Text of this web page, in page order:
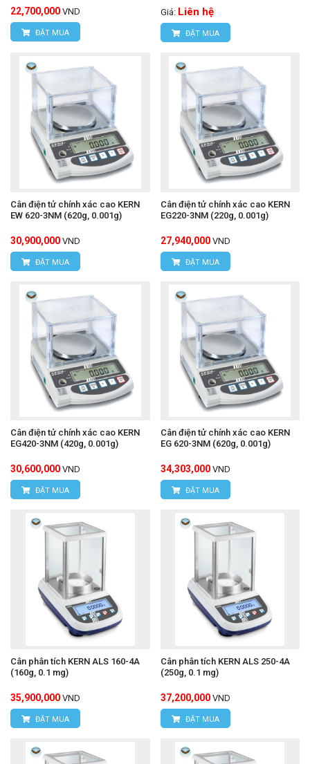
22,700,000 VND
ĐẶT MUA
Giá: Liên hệ
ĐẶT MUA
Cân điện tử chính xác cao KERN
EW 620-3NM (620g, 0.001g)
30,900,000 VND
ĐẶT MUA
Cân điện tử chính xác cao KERN
EG220-3NM (220g, 0.001g)
27,940,000 VND
ĐẶT MUA
Cân điện tử chính xác cao KERN
EG420-3NM (420g, 0.001g)
30,600,000 VND
ĐẶT MUA
Cân điện tử chính xác cao KERN
EG 620-3NM (620g, 0.001g)
34,303,000 VND
ĐẶT MUA
Cân phân tích KERN ALS 160-4A
(160g, 0.1 mg)
35,900,000 VND
ĐẶT MUA
Cân phân tích KERN ALS 250-4A
(250g, 0.1 mg)
37,200,000 VND
ĐẶT MUA